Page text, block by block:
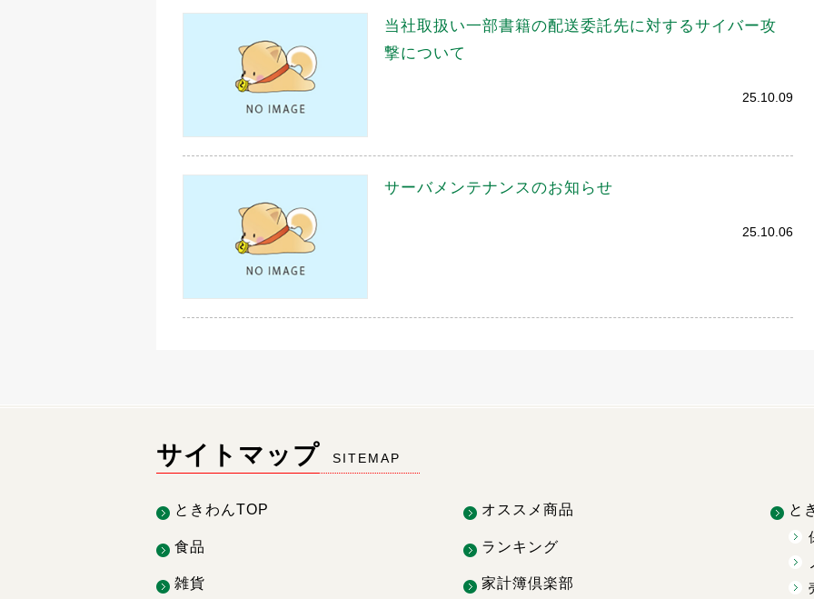
当社取扱い一部書籍の配送委託先に対するサイバー攻
撃について
25.10.09
サーバメンテナンスのお知らせ
25.10.06
サイトマップ SITEMAP
ときわんTOP
食品
雑貨
オススメ商品
ランキング
家計簿倶楽部
と